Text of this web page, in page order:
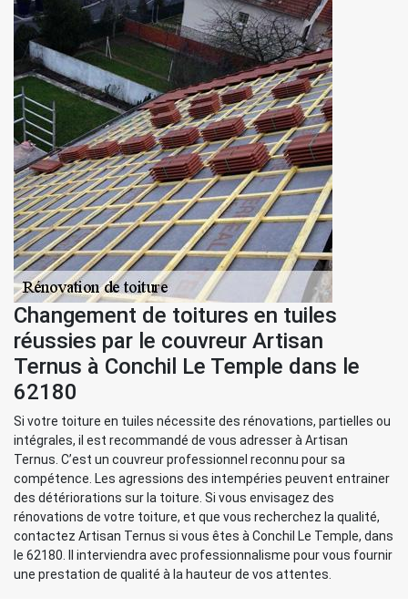
Changement de toitures en tuiles
réussies par le couvreur Artisan
Ternus à Conchil Le Temple dans le
62180
Si votre toiture en tuiles nécessite des rénovations, partielles ou
intégrales, il est recommandé de vous adresser à Artisan
Ternus. C’est un couvreur professionnel reconnu pour sa
compétence. Les agressions des intempéries peuvent entrainer
des détériorations sur la toiture. Si vous envisagez des
rénovations de votre toiture, et que vous recherchez la qualité,
contactez Artisan Ternus si vous êtes à Conchil Le Temple, dans
le 62180. Il interviendra avec professionnalisme pour vous fournir
une prestation de qualité à la hauteur de vos attentes.